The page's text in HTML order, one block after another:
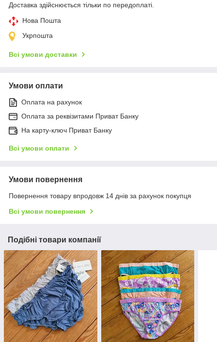
Доставка здійснюється тільки по передоплаті.
Нова Пошта
Укрпошта
Всі умови доставки
Умови оплати
Оплата на рахунок
Оплата за реквізитами Приват Банку
На карту-ключ Приват Банку
Всі умови оплати
Умови повернення
Повернення товару впродовж 14 днів за рахунок покупця
Всі умови повернення
Подібні товари компанії